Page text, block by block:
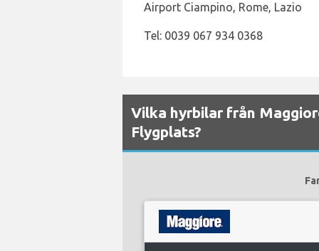
Airport Ciampino, Rome, Lazio
Tel: 0039 067 934 0368
Vilka hyrbilar från
Flygplats?